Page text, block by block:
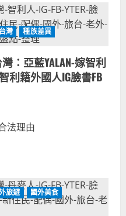
灣 種族差異
：亞藍YALAN-嫁智利
利籍外國人IG臉書FB
法理由
旅遊
國外美食